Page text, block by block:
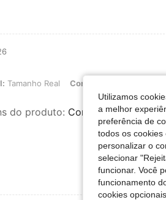
Real, Cor: Azul e branco, Tamanho: XL
Tamanho Real Cor:
do produto: Comprei pra minha
Utilizamos
a melhor
preferência de
todos os
personalizar o
selecionar
funcionar. Você
funcionamento
cookies